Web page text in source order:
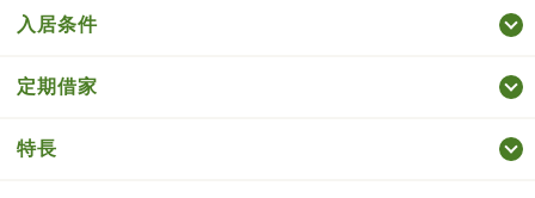
入居条件
定期借家
特長